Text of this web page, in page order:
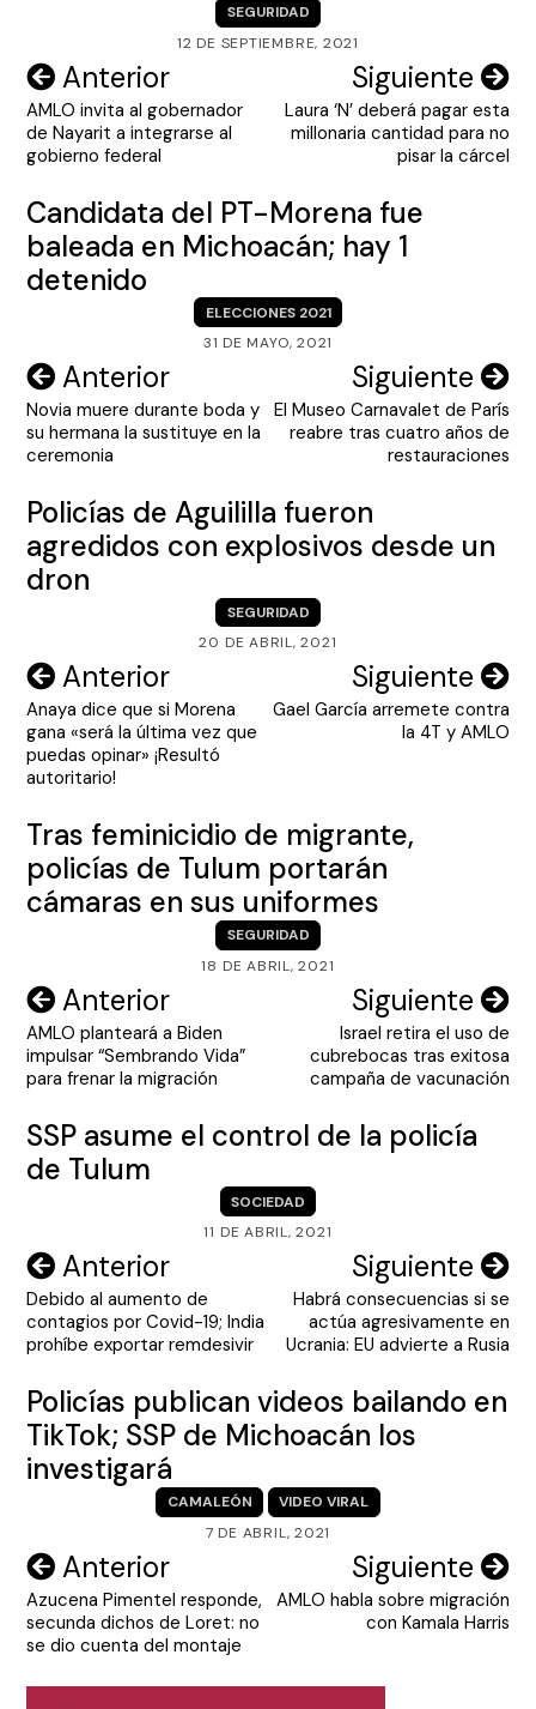
SEGURIDAD
12 DE SEPTIEMBRE, 2021
Navegación
de
entradas
Anterior
AMLO invita al gobernador
de Nayarit a integrarse al
gobierno federal
Siguiente
Laura ‘N’ deberá pagar esta
millonaria cantidad para no
pisar la cárcel
Candidata del PT-Morena fue
baleada en Michoacán; hay 1
detenido
ELECCIONES 2021
31 DE MAYO, 2021
Navegación
de
entradas
Anterior
Novia muere durante boda y
su hermana la sustituye en la
ceremonia
Siguiente
El Museo Carnavalet de París
reabre tras cuatro años de
restauraciones
Policías de Aguililla fueron
agredidos con explosivos desde un
dron
SEGURIDAD
20 DE ABRIL, 2021
Navegación
de
entradas
Anterior
Anaya dice que si Morena
gana «será la última vez que
puedas opinar» ¡Resultó
autoritario!
Siguiente
Gael García arremete contra
la 4T y AMLO
Tras feminicidio de migrante,
policías de Tulum portarán
cámaras en sus uniformes
SEGURIDAD
18 DE ABRIL, 2021
Navegación
de
entradas
Anterior
AMLO planteará a Biden
impulsar “Sembrando Vida”
para frenar la migración
Siguiente
Israel retira el uso de
cubrebocas tras exitosa
campaña de vacunación
SSP asume el control de la policía
de Tulum
SOCIEDAD
11 DE ABRIL, 2021
Navegación
de
entradas
Anterior
Debido al aumento de
contagios por Covid-19; India
prohíbe exportar remdesivir
Siguiente
Habrá consecuencias si se
actúa agresivamente en
Ucrania: EU advierte a Rusia
Policías publican videos bailando en
TikTok; SSP de Michoacán los
investigará
CAMALEÓN
VIDEO VIRAL
7 DE ABRIL, 2021
Navegación
de
entradas
Anterior
Azucena Pimentel responde,
secunda dichos de Loret: no
se dio cuenta del montaje
Siguiente
AMLO habla sobre migración
con Kamala Harris